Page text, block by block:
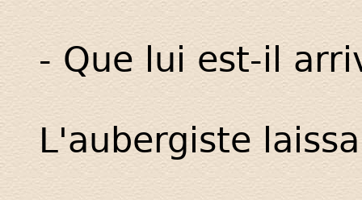
- Que lui est-il
L'aubergiste